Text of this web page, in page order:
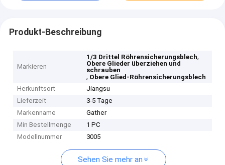
Produkt-Beschreibung
Markieren
1/3 Drittel Röhrensicherungsblech,
Obere Glieder überziehen und
schrauben
, Obere Glied-Röhrensicherungsblech
Herkunftsort
Jiangsu
Lieferzeit
3-5 Tage
Markenname
Gather
Min Bestellmenge
1 PC
Modellnummer
3005
Sehen Sie mehr an